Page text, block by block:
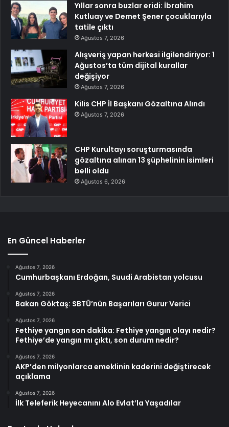
Yıllar sonra buzlar eridi: İbrahim
Kutluay ve Demet Şener çocuklarıyla
tatile çıktı
Ağustos 7, 2026
Alışveriş yapan herkesi ilgilendiriyor: 1
Ağustos’ta tüm dijital kurallar
değişiyor
Ağustos 7, 2026
Kilis CHP İl Başkanı Gözaltına Alındı
Ağustos 7, 2026
CHP Kurultayı soruşturmasında
gözaltına alınan 13 şüphelinin isimleri
belli oldu
Ağustos 6, 2026
En Güncel Haberler
Ağustos 7, 2026
Cumhurbaşkanı Erdoğan, Suudi Arabistan yolcusu
Ağustos 7, 2026
Bakan Göktaş: SBTÜ’nün Başarıları Gurur Verici
Ağustos 7, 2026
Fethiye yangın son dakika: Fethiye yangın olayı nedir?
Fethiye’de yangın mı çıktı, son durum nedir?
Ağustos 7, 2026
AKP’den milyonlarca emeklinin kaderini değiştirecek
açıklama
Ağustos 7, 2026
İlk Teleferik Heyecanını Alo Evlat’la Yaşadılar